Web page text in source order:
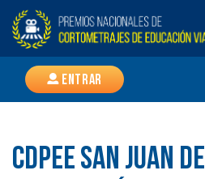
Entrar
CDPEE SAN JUAN